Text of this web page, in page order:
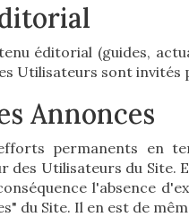
éditorial (guides,
Utilisateurs sont
Annonces
permanents en
des Utilisateurs du
l'absence
du Site. Il en est de